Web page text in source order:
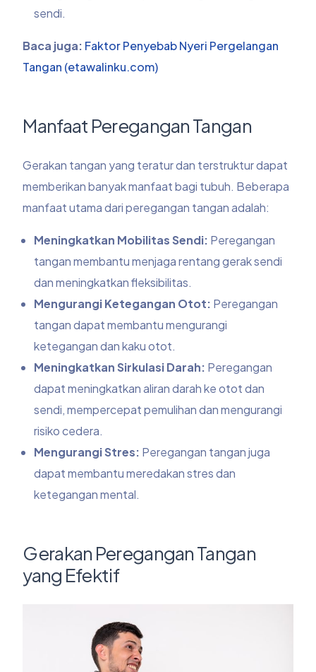
sendi.
Baca juga: Faktor Penyebab Nyeri Pergelangan
Tangan (etawalinku.com)
Manfaat Peregangan Tangan
Gerakan tangan yang teratur dan terstruktur dapat
memberikan banyak manfaat bagi tubuh. Beberapa
manfaat utama dari peregangan tangan adalah:
Meningkatkan Mobilitas Sendi: Peregangan
tangan membantu menjaga rentang gerak sendi
dan meningkatkan fleksibilitas.
Mengurangi Ketegangan Otot: Peregangan
tangan dapat membantu mengurangi
ketegangan dan kaku otot.
Meningkatkan Sirkulasi Darah: Peregangan
dapat meningkatkan aliran darah ke otot dan
sendi, mempercepat pemulihan dan mengurangi
risiko cedera.
Mengurangi Stres: Peregangan tangan juga
dapat membantu meredakan stres dan
ketegangan mental.
Gerakan Peregangan Tangan
yang Efektif